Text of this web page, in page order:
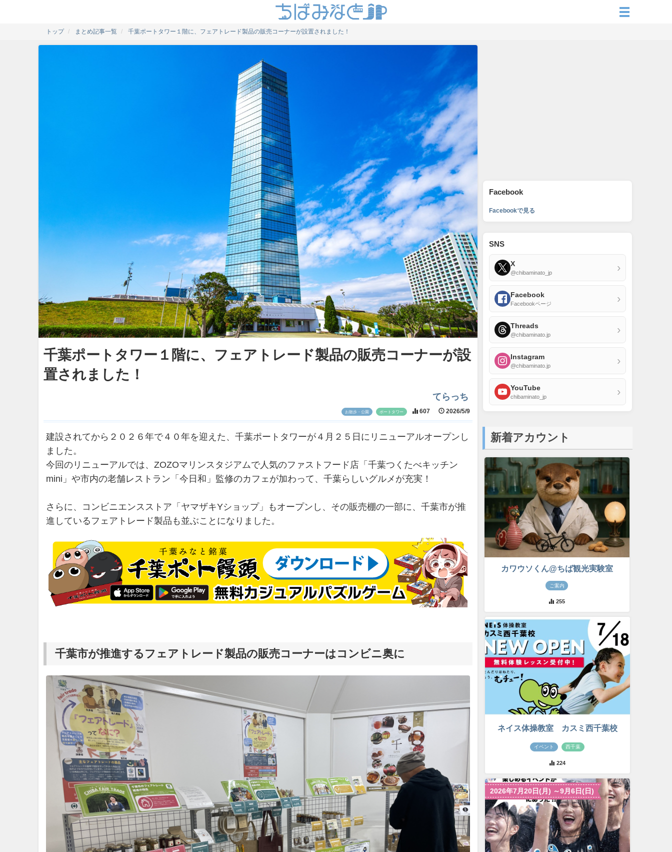
トップ まとめ記事一覧 千葉ポートタワー１階に、フェアトレード製品の販売コーナーが設置されました！
千葉ポートタワー１階に、フェアトレード製品の販売コーナーが設
置されました！
てらっち
お散歩・公園 ポートタワー 607 2026/5/9
建設されてから２０２６年で４０年を迎えた、千葉ポートタワーが４月２５日にリニューアルオープンし
ました。
今回のリニューアルでは、ZOZOマリンスタジアムで人気のファストフード店「千葉つくたべキッチン
mini」や市内の老舗レストラン「今日和」監修のカフェが加わって、千葉らしいグルメが充実！
さらに、コンビニエンスストア「ヤマザキYショップ」もオープンし、その販売棚の一部に、千葉市が推
進しているフェアトレード製品も並ぶことになりました。
千葉市が推進するフェアトレード製品の販売コーナーはコンビニ奥に
Facebook
Facebookで見る
SNS
X
@chibaminato_jp ›
Facebook
Facebookページ ›
Threads
@chibaminato.jp ›
Instagram
@chibaminato.jp ›
YouTube
chibaminato_jp ›
新着アカウント
カワウソくん@ちば観光実験室
ご案内
255
ネイス体操教室 カスミ西千葉校
イベント 西千葉
224
2026年7月20日(月) ～9月6日(日)